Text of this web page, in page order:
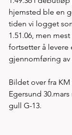
hjemsted ble en
tiden vi logget
1.51.06, men
fortsetter å levere
gjennomføring av
Bildet over fra
Egersund
gull G-13.